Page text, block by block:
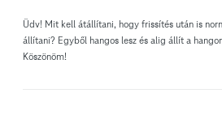
Üdv! Mit kell átállítani, hogy frissítés után is
állítani? Egyből hangos lesz és alig állít a
Köszönöm!